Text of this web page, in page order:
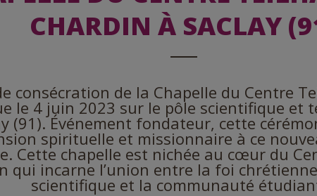
CHARDIN À SACLAY
consécration de la Chapelle du Centre
le 4 juin 2023 sur le pôle scientifique et
(91). Événement fondateur, cette
spirituelle et missionnaire à ce
Cette chapelle est nichée au cœur du
qui incarne l’union entre la foi
scientifique et la communauté